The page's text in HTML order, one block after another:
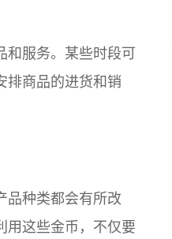
和服务。某些时段可
排商品的进货和销
品种类都会有所改
用这些金币，不仅要